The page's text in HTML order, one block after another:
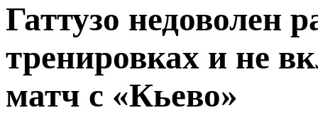
Гаттузо недоволен
тренировках и не
матч с «Кьево»